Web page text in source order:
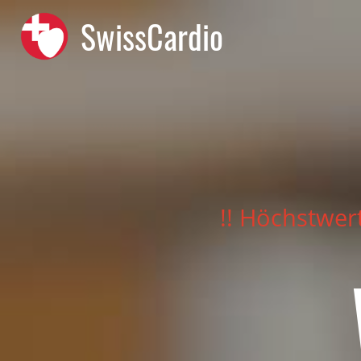
SwissCardio
!!